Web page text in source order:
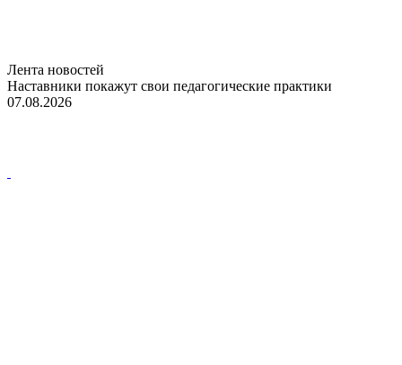
Лента новостей
Наставники покажут свои педагогические практики
07.08.2026